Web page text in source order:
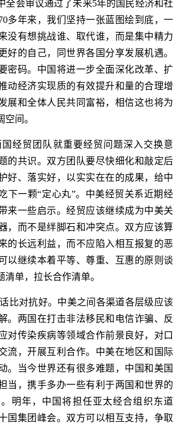
全会审议通过了未来5年的国民经济和社
多年来，我们坚持一张蓝图绘到底，一
没有想挑战谁、取代谁，而是集中精力
好的自己，同世界各国分享发展机遇。
密码。中国将进一步全面深化改革、扩
动经济实现质的有效提升和量的合理增
展和全体人民共同富裕，相信这也将为
间。
经贸团队就重要经贸问题深入交换意
的共识。双方团队要尽快细化和敲定后
好、落实好，以实实在在的成果，给中
下一颗“定心丸”。中美经贸关系近期经
来一些启示。经贸应该继续成为中美关
，而不是绊脚石和冲突点。双方应该算
的长远利益，而不应陷入相互报复的恶
以继续本着平等、尊重、互惠的原则谈
单，拉长合作清单。
比对抗好。中美之间各渠道各层级应该
。两国在打击非法移民和电信诈骗、反
对传染疾病等领域合作前景良好，对口
流，开展互利合作。中美在地区和国际
。当今世界还有很多难题，中国和美国
当，携手多办一些有利于两国和世界的
明年，中国将担任亚太经合组织东道
国集团峰会。双方可以相互支持，争取